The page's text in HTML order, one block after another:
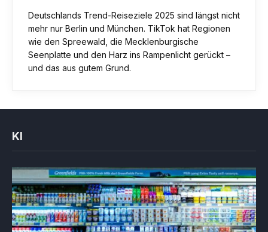
Deutschlands Trend-Reiseziele 2025 sind längst nicht
mehr nur Berlin und München. TikTok hat Regionen
wie den Spreewald, die Mecklenburgische
Seenplatte und den Harz ins Rampenlicht gerückt –
und das aus gutem Grund.
KI